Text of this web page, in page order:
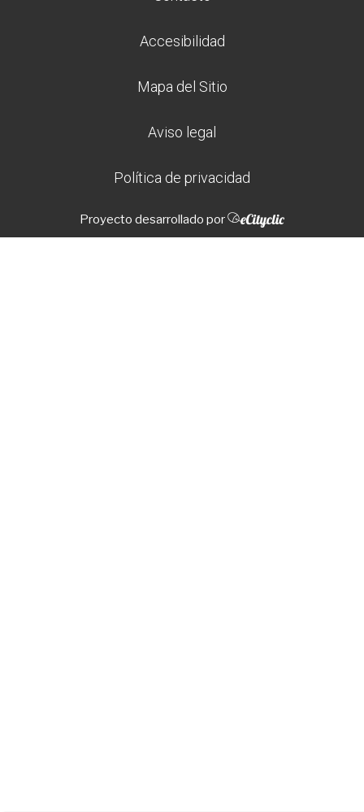
Accesibilidad
Mapa del Sitio
Aviso legal
Política de privacidad
Proyecto desarrollado por